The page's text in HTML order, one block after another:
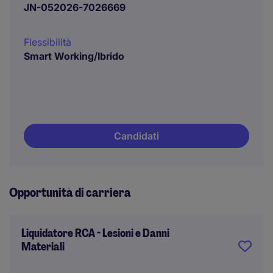
JN-052026-7026669
Flessibilità
Smart Working/Ibrido
Candidati
Opportunità di carriera
Liquidatore RCA - Lesioni e Danni
Materiali